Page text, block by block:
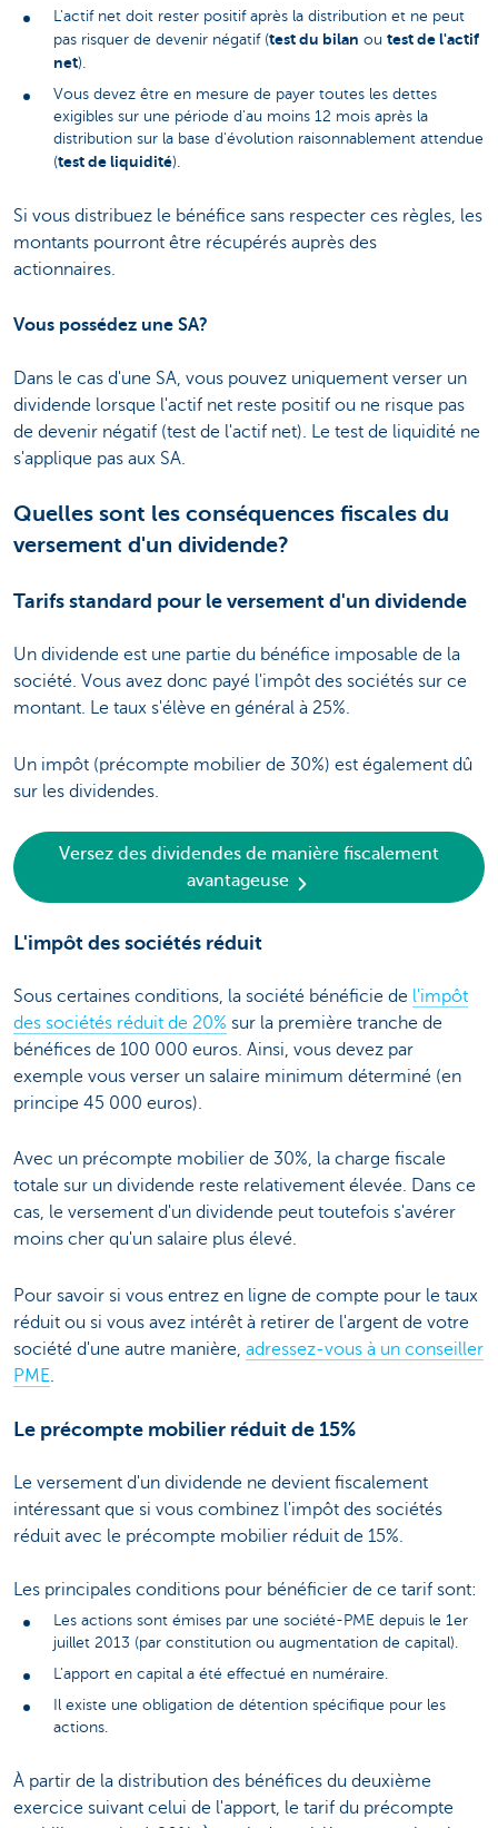
L'actif net doit rester positif après la distribution et ne peut
pas risquer de devenir négatif (test du bilan ou test de l'actif
net).
Vous devez être en mesure de payer toutes les dettes
exigibles sur une période d'au moins 12 mois après la
distribution sur la base d'évolution raisonnablement attendue
(test de liquidité).
Si vous distribuez le bénéfice sans respecter ces règles, les
montants pourront être récupérés auprès des
actionnaires.
Vous possédez une SA?
Dans le cas d'une SA, vous pouvez uniquement verser un
dividende lorsque l'actif net reste positif ou ne risque pas
de devenir négatif (test de l'actif net). Le test de liquidité ne
s'applique pas aux SA.
Quelles sont les conséquences fiscales du
versement d'un dividende?
Tarifs standard pour le versement d'un dividende
Un dividende est une partie du bénéfice imposable de la
société. Vous avez donc payé l'impôt des sociétés sur ce
montant. Le taux s'élève en général à 25%.
Un impôt (précompte mobilier de 30%) est également dû
sur les dividendes.
Versez des dividendes de manière fiscalement
avantageuse
L'impôt des sociétés réduit
Sous certaines conditions, la société bénéficie de l'impôt
des sociétés réduit de 20% sur la première tranche de
bénéfices de 100 000 euros. Ainsi, vous devez par
exemple vous verser un salaire minimum déterminé (en
principe 45 000 euros).
Avec un précompte mobilier de 30%, la charge fiscale
totale sur un dividende reste relativement élevée. Dans ce
cas, le versement d'un dividende peut toutefois s'avérer
moins cher qu'un salaire plus élevé.
Pour savoir si vous entrez en ligne de compte pour le taux
réduit ou si vous avez intérêt à retirer de l'argent de votre
société d'une autre manière, adressez-vous à un conseiller
PME.
Le précompte mobilier réduit de 15%
Le versement d'un dividende ne devient fiscalement
intéressant que si vous combinez l'impôt des sociétés
réduit avec le précompte mobilier réduit de 15%.
Les principales conditions pour bénéficier de ce tarif sont:
Les actions sont émises par une société-PME depuis le 1er
juillet 2013 (par constitution ou augmentation de capital).
L'apport en capital a été effectué en numéraire.
Il existe une obligation de détention spécifique pour les
actions.
À partir de la distribution des bénéfices du deuxième
exercice suivant celui de l'apport, le tarif du précompte